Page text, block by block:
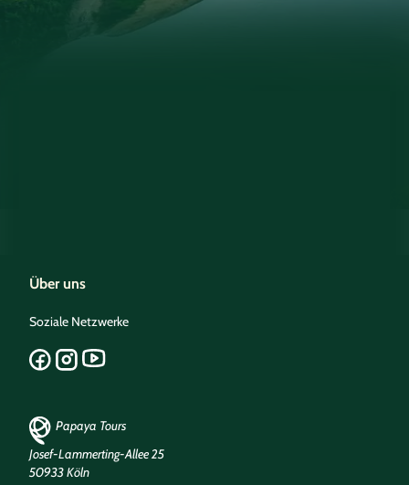
Über uns
Soziale Netzwerke
Papaya Tours
Josef-Lammerting-Allee 25
50933 Köln